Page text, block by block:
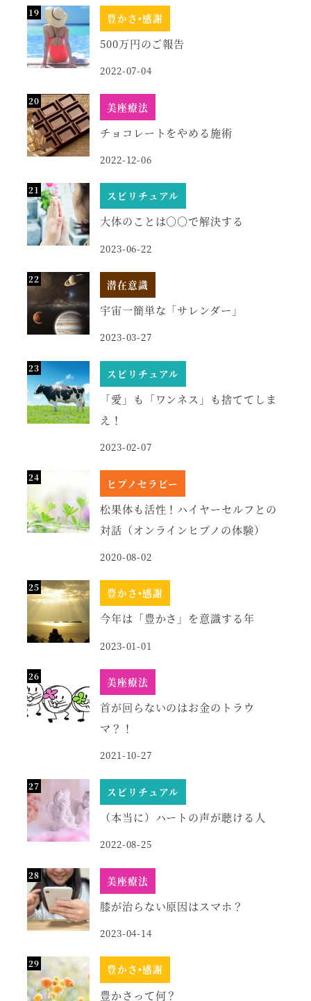
豊かさ•感謝
500万円のご報告
2022-07-04
美座療法
チョコレートをやめる施術
2022-12-06
スピリチュアル
大体のことは○○で解決する
2023-06-22
潜在意識
宇宙一簡単な「サレンダー」
2023-03-27
スピリチュアル
「愛」も「ワンネス」も捨ててしま
え！
2023-02-07
ヒプノセラピー
松果体も活性！ハイヤーセルフとの
対話（オンラインヒプノの体験）
2020-08-02
豊かさ•感謝
今年は「豊かさ」を意識する年
2023-01-01
美座療法
首が回らないのはお金のトラウ
マ？！
2021-10-27
スピリチュアル
（本当に）ハートの声が聴ける人
2022-08-25
美座療法
膝が治らない原因はスマホ？
2023-04-14
豊かさ•感謝
豊かさって何？